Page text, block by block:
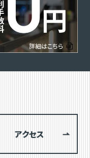
アクセス